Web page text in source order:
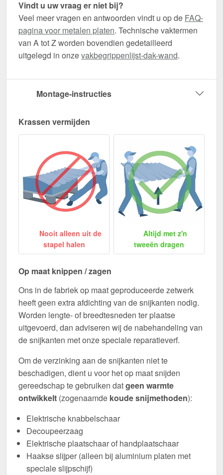
Vindt u uw vraag er niet bij?
Veel meer vragen en antwoorden vindt u op de FAQ-
pagina voor metalen platen. Technische vaktermen
van A tot Z worden bovendien gedetailleerd
uitgelegd in onzevakbegrippenlijst-dak-wand.
Montage-instructies
Krassen vermijden
Nooit alleen uit de
stapel halen
Altijd met z'n
tweeën dragen
Op maat knippen / zagen
Ons in de fabriek op maat geproduceerde zetwerk
heeft geen extra afdichting van de snijkanten nodig.
Worden lengte- of breedtesneden ter plaatse
uitgevoerd, dan adviseren wij de nabehandeling van
de snijkanten met onze speciale reparatieverf.
Om de verzinking aan de snijkanten niet te
beschadigen, dient u voor het op maat snijden
gereedschap te gebruiken datgeen warmte
ontwikkelt (zogenaamde koude snijmethoden):
Elektrische knabbelschaar
Decoupeerzaag
Elektrische plaatschaar of handplaatschaar
Haakse slijper (alleen bij aluminium platen met
speciale slijpschijf)